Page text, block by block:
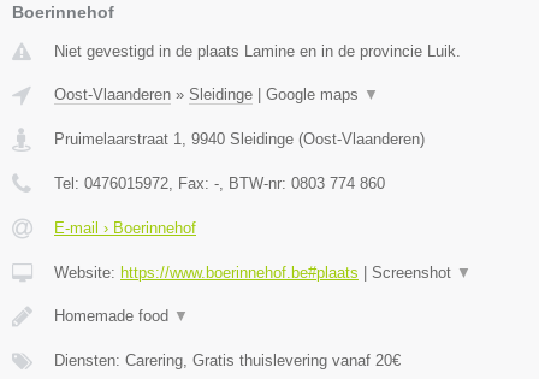
Boerinnehof
Niet gevestigd in de plaats Lamine en in de provincie Luik.
Oost-Vlaanderen » Sleidinge | Google maps ▼
Pruimelaarstraat 1 9940 Sleidinge (Oost-Vlaanderen)
Tel: 0476015972 , Fax: - , BTW-nr: 0803 774 860
E-mail › Boerinnehof
Website: https://www.boerinnehof.be#plaats | Screenshot ▼
Homemade food ▼
Diensten: Carering, Gratis thuislevering vanaf 20€